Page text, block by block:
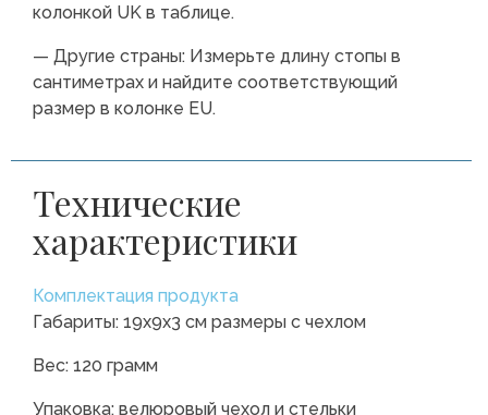
колонкой UK в таблице.
— Другие страны: Измерьте длину стопы в
сантиметрах и найдите соответствующий
размер в колонке EU.
Технические
характеристики
Комплектация продукта
Габариты: 19х9х3 см размеры с чехлом
Вес: 120 грамм
Упаковка: велюровый чехол и стельки